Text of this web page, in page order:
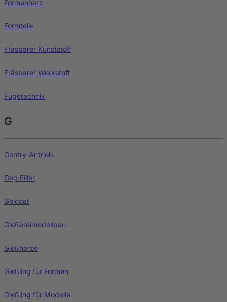
Formenharz
Formteile
Fräsbarer Kunststoff
Fräsbarer Werkstoff
Fügetechnik
G
Gantry-Antrieb
Gap Filler
Gelcoat
Gießereimodellbau
Gießharze
Gießling für Formen
Gießling für Modelle